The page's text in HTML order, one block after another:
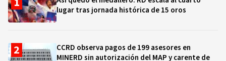
lugar tras jornada histórica de 15 oros
CCRD observa pagos de 199 asesores en
MINERD sin autorización del MAP y carente de